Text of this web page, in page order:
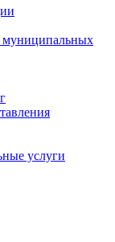
муниципальных
услуги